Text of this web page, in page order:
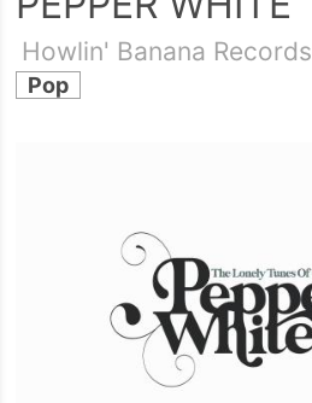
Howlin' Banana Records
Pop